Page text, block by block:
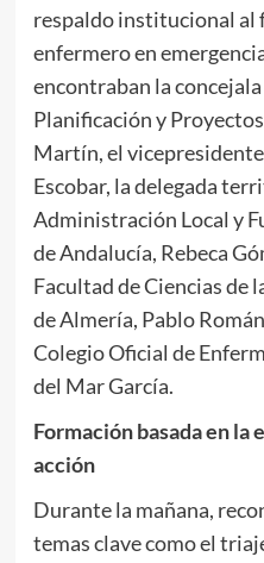
respaldo institucional
enfermero en
encontraban la
Planificación y
Martín, el
Escobar, la delegada
Administración Local y
de Andalucía, Rebeca
Facultad de Ciencias de
de Almería, Pablo
Colegio Oficial de
del Mar García.
Formación basada en la
acción
Durante la mañana,
temas clave como el